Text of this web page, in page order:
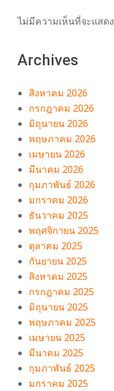
ไม่มีความเห็นที่จะแสดง
Archives
สิงหาคม 2026
กรกฎาคม 2026
มิถุนายน 2026
พฤษภาคม 2026
เมษายน 2026
มีนาคม 2026
กุมภาพันธ์ 2026
มกราคม 2026
ธันวาคม 2025
พฤศจิกายน 2025
ตุลาคม 2025
กันยายน 2025
สิงหาคม 2025
กรกฎาคม 2025
มิถุนายน 2025
พฤษภาคม 2025
เมษายน 2025
มีนาคม 2025
กุมภาพันธ์ 2025
มกราคม 2025